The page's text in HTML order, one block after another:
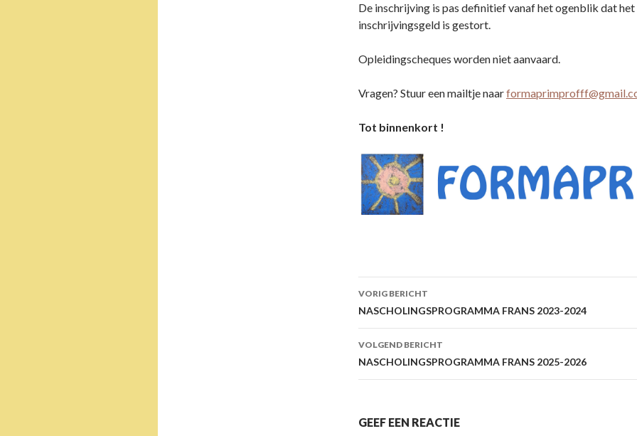
De inschrijving is pas definitief vanaf het ogenblik dat het
inschrijvingsgeld is gestort.
Opleidingscheques worden niet aanvaard.
Vragen? Stuur een mailtje naar
Tot binnenkort !
Berichtnavigatie
VORIG BERICHT
NASCHOLINGSPROGRAMMA FRANS 2023-2024
VOLGEND BERICHT
NASCHOLINGSPROGRAMMA FRANS 2025-2026
GEEF EEN REACTIE